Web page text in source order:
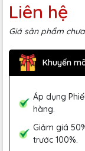
Liên hệ
Giá sản phẩm
Khuyến
Áp dụng
hàng.
Giảm giá
trước 100%.